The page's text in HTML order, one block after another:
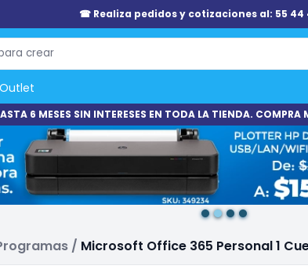
☎ Realiza pedidos y cotizaciones al: 55 44
Outlet
6 MESES SIN INTERESES EN TODA LA TIENDA.
/ Microsoft Office 365 Personal 1